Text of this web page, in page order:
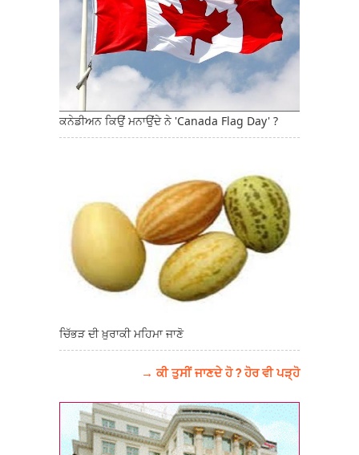
ਕਨੇਡੀਅਨ ਕਿਉਂ ਮਨਾਉਂਦੇ ਨੇ 'Canada Flag Day' ?
ਚਿੱਭੜ ਦੀ ਖ਼ੁਰਾਕੀ ਮਹਿਮਾ ਜਾਣੋ
→ ਕੀ ਤੁਸੀਂ ਜਾਣਦੇ ਹੋ ? ਹੋਰ ਵੀ ਪੜ੍ਹੋ